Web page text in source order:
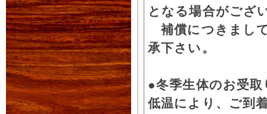
となる場合がござ
補償につきまし
承下さい。
●冬季生体のお受
低温により、ご到